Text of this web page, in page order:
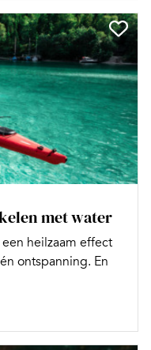
met water
heilzaam effect
ontspanning. En